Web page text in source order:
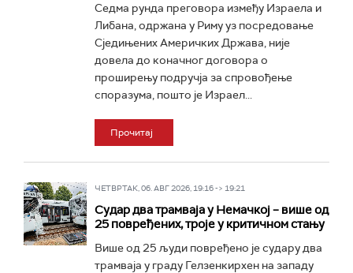
Седма рунда преговора између Израела и
Либана, одржана у Риму уз посредовање
Сједињених Америчких Држава, није
довела до коначног договора о
проширењу подручја за спровођење
споразума, пошто је Израел...
Прочитај
ЧЕТВРТАК, 06. АВГ 2026, 19:16 -> 19:21
Судар два трамваја у Немачкој – више од
25 повређених, троје у критичном стању
Више од 25 људи повређено је судару два
трамваја у граду Гелзенкирхен на западу